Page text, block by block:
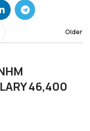
Older
46,400